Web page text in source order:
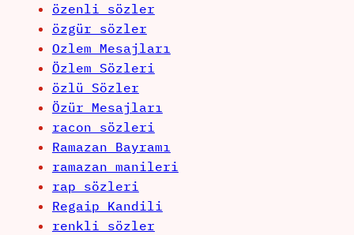
özenli sözler
özgür sözler
Ozlem Mesajları
Özlem Sözleri
özlü Sözler
Özür Mesajları
racon sözleri
Ramazan Bayramı
ramazan manileri
rap sözleri
Regaip Kandili
renkli sözler